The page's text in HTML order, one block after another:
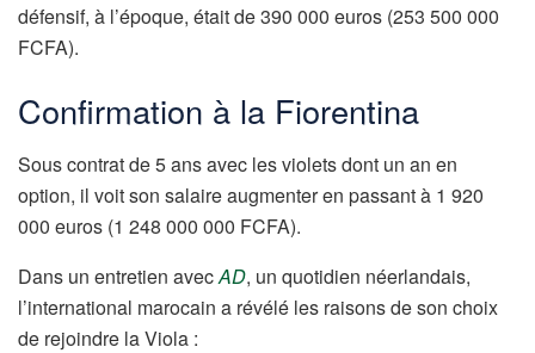
défensif, à l’époque, était de 390 000 euros (253 500 000
FCFA).
Confirmation à la Fiorentina
Sous contrat de 5 ans avec les violets dont un an en
option, il voit son salaire augmenter en passant à 1 920
000 euros (1 248 000 000 FCFA).
Dans un entretien avecAD, un quotidien néerlandais,
l’international marocain a révélé les raisons de son choix
de rejoindre la Viola :